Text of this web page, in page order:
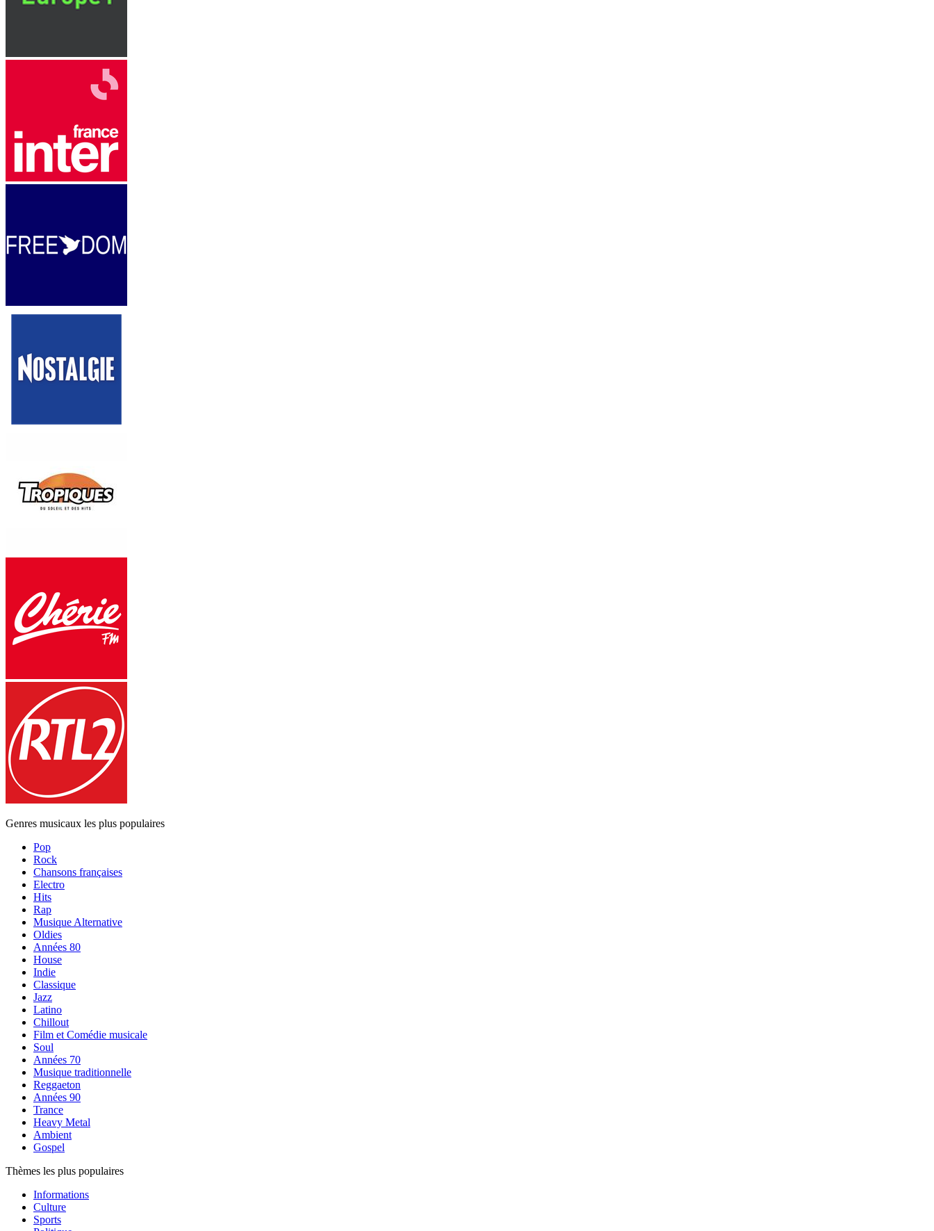
Genres musicaux les plus populaires
Pop
Rock
Chansons françaises
Electro
Hits
Rap
Musique Alternative
Oldies
Années 80
House
Indie
Classique
Jazz
Latino
Chillout
Film et Comédie musicale
Soul
Années 70
Musique traditionnelle
Reggaeton
Années 90
Trance
Heavy Metal
Ambient
Gospel
Thèmes les plus populaires
Informations
Culture
Sports